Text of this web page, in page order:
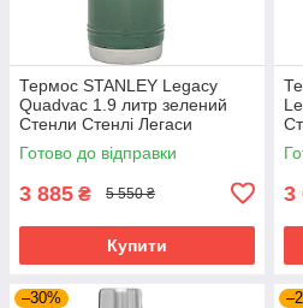
Термос STANLEY Legacy
Quadvac 1.9 литр зелений
Стенли Стенлі Легаси
Готово до відправки
3 885 ₴ 5 550 ₴
Купити
3
–30%